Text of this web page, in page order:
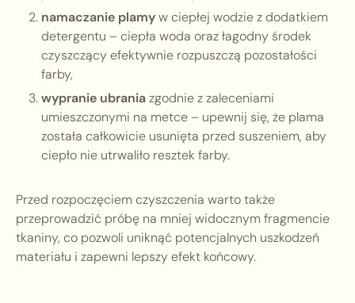
namaczanie plamyw ciepłej wodzie z dodatkiem
detergentu – ciepła woda oraz łagodny środek
czyszczący efektywnie rozpuszczą pozostałości
farby,
wypranie ubraniazgodnie z zaleceniami
umieszczonymi na metce – upewnij się, że plama
została całkowicie usunięta przed suszeniem, aby
ciepło nie utrwaliło resztek farby.
Przed rozpoczęciem czyszczenia warto także
przeprowadzić próbę na mniej widocznym fragmencie
tkaniny, co pozwoli uniknąć potencjalnych uszkodzeń
materiału i zapewni lepszy efekt końcowy.